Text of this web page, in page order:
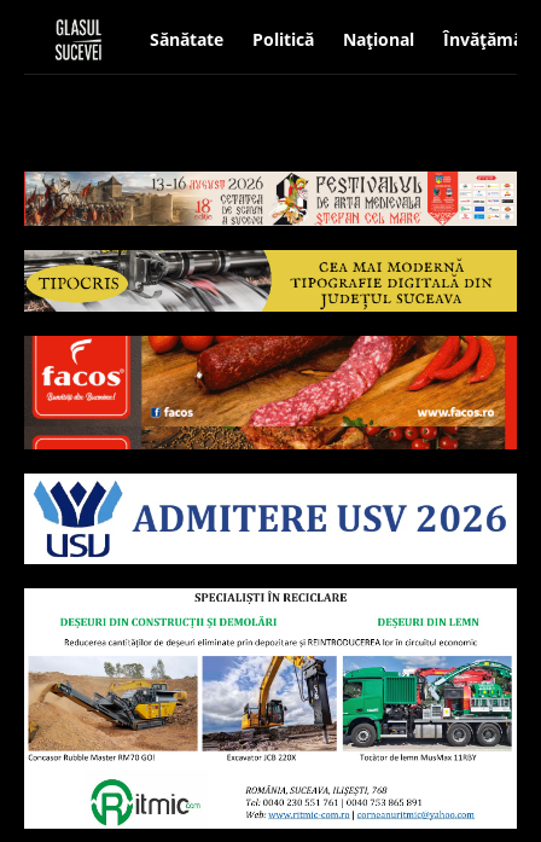
Sănătate Politică Național Învățământ